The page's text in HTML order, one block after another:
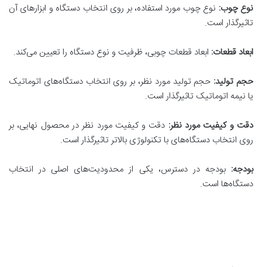
نوع چوب: نوع چوب مورد استفاده، بر روی انتخاب دستگاه و ابزارهای آن
تاثیرگذار است.
ابعاد قطعات: ابعاد قطعات چوبی، ظرفیت و نوع دستگاه را تعیین می‌کند.
حجم تولید: حجم تولید مورد نظر، بر روی انتخاب دستگاه‌های اتوماتیک
یا نیمه اتوماتیک تاثیرگذار است.
دقت و کیفیت مورد نظر: دقت و کیفیت مورد نظر در محصول نهایی، بر
روی انتخاب دستگاه‌های با تکنولوژی بالاتر تاثیرگذار است.
بودجه: بودجه در دسترس، یکی از محدودیت‌های اصلی در انتخاب
دستگاه‌ها است.